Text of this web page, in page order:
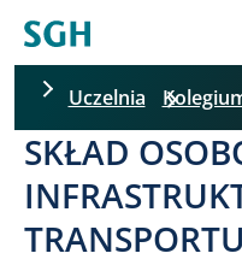
Uczelnia
SKŁAD